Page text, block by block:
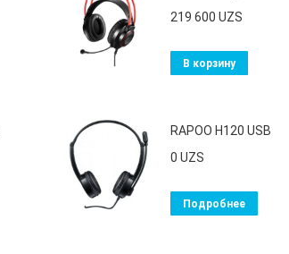
219 600 UZS
В корзину
RAPOO H120 USB
0 UZS
Подробнее